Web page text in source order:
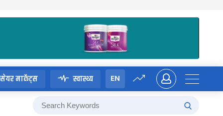
सेयर मार्केट्स स्वास्थ्य EN